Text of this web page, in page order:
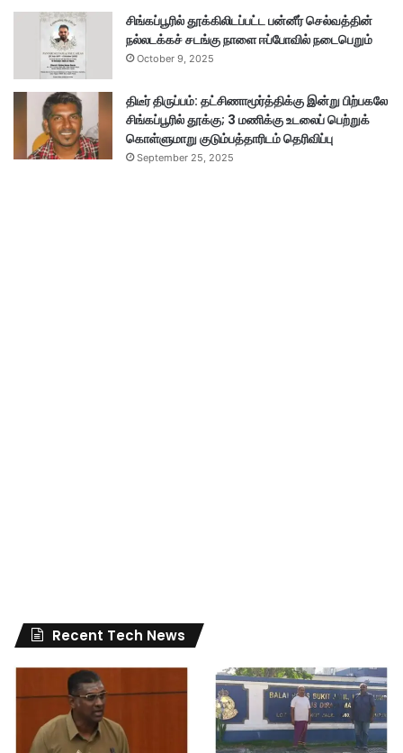
சிங்கப்பூரில் தூக்கிலிடப்பட்ட பன்னீர் செல்வத்தின்
நல்லடக்கச் சடங்கு நாளை ஈப்போவில் நடைபெறும்
October 9, 2025
திடீர் திருப்பம்: தட்சிணாமூர்த்திக்கு இன்று பிற்பகலே
சிங்கப்பூரில் தூக்கு; 3 மணிக்கு உடலைப் பெற்றுக்
கொள்ளுமாறு குடும்பத்தாரிடம் தெரிவிப்பு
September 25, 2025
Recent Tech News